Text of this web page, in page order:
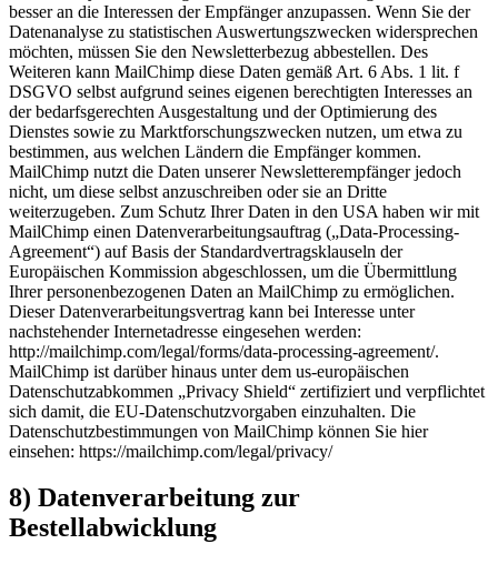
besser an die Interessen der Empfänger anzupassen. Wenn Sie der
Datenanalyse zu statistischen Auswertungszwecken widersprechen
möchten, müssen Sie den Newsletterbezug abbestellen. Des
Weiteren kann MailChimp diese Daten gemäß Art. 6 Abs. 1 lit. f
DSGVO selbst aufgrund seines eigenen berechtigten Interesses an
der bedarfsgerechten Ausgestaltung und der Optimierung des
Dienstes sowie zu Marktforschungszwecken nutzen, um etwa zu
bestimmen, aus welchen Ländern die Empfänger kommen.
MailChimp nutzt die Daten unserer Newsletterempfänger jedoch
nicht, um diese selbst anzuschreiben oder sie an Dritte
weiterzugeben. Zum Schutz Ihrer Daten in den USA haben wir mit
MailChimp einen Datenverarbeitungsauftrag („Data-Processing-
Agreement“) auf Basis der Standardvertragsklauseln der
Europäischen Kommission abgeschlossen, um die Übermittlung
Ihrer personenbezogenen Daten an MailChimp zu ermöglichen.
Dieser Datenverarbeitungsvertrag kann bei Interesse unter
nachstehender Internetadresse eingesehen werden:
http://mailchimp.com/legal/forms/data-processing-agreement/.
MailChimp ist darüber hinaus unter dem us-europäischen
Datenschutzabkommen „Privacy Shield“ zertifiziert und verpflichtet
sich damit, die EU-Datenschutzvorgaben einzuhalten. Die
Datenschutzbestimmungen von MailChimp können Sie hier
einsehen: https://mailchimp.com/legal/privacy/
8) Datenverarbeitung zur
Bestellabwicklung